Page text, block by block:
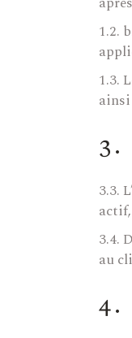
1.2.
1.3.
3.3.
3.4.
au